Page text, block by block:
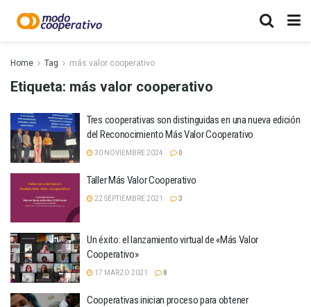
Home Tag más valor cooperativo
Etiqueta: más valor cooperativo
Tres cooperativas son distinguidas en una nueva edición
del Reconocimiento Más Valor Cooperativo
30 NOVIEMBRE 2024 0
Taller Más Valor Cooperativo
22 SEPTIEMBRE 2021 3
Un éxito: el lanzamiento virtual de «Más Valor
Cooperativo»
17 MARZO 2021 8
Cooperativas inician proceso para obtener